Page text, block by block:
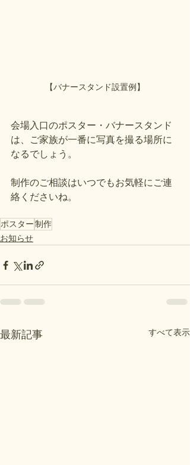
【バナースタンド設置例】
会場入口のポスター・バナースタンド
は、ご家族が一番に写真を撮る場所に
なるでしょう。
制作のご相談はいつでもお気軽にご連
絡くださいね。
ポスター制作
お知らせ
最新記事 すべて表示